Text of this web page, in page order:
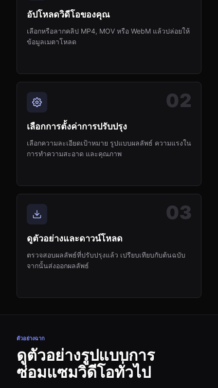
อัปโหลดวิดีโอของคุณ
เลือกหรือลากคลิป MP4, MOV หรือ WebM แล้วปล่อยให้
ข้อมูลเมตาโหลด
02
เลือกการตั้งค่าการปรับปรุง
เลือกความละเอียดเป้าหมาย รูปแบบผลลัพธ์ ความแรงใน
การทำความสะอาด และคุณภาพ
03
ดูตัวอย่างและดาวน์โหลด
ตรวจสอบผลลัพธ์ที่ปรับปรุงแล้ว เปรียบเทียบกับต้นฉบับ
จากนั้นส่งออกผลลัพธ์
ตัวอย่างฉาก
ดูตัวอย่างรูปแบบการ
ซ่อมแซมวิดีโอทั่วไป